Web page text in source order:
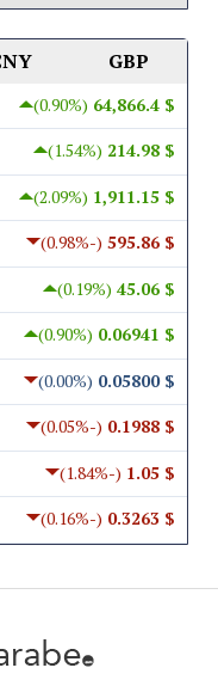
GBP
$ 64,866.4
(0.90%)
$ 214.98
(1.54%)
$ 1,911.15
(2.09%)
$ 595.86
(-0.98%)
$ 45.06
(0.19%)
$ 0.06941
(0.90%)
$ 0.05800
(0.00%)
$ 0.1988
(-0.05%)
$ 1.05
(-1.84%)
$ 0.3263
(-0.16%)